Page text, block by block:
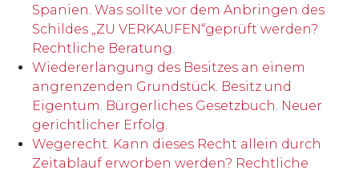
Spanien. Was sollte vor dem Anbringen des
Schildes „ZU VERKAUFEN“geprüft werden?
Rechtliche Beratung.
Wiedererlangung des Besitzes an einem
angrenzenden Grundstück. Besitz und
Eigentum. Bürgerliches Gesetzbuch. Neuer
gerichtlicher Erfolg.
Wegerecht. Kann dieses Recht allein durch
Zeitablauf erworben werden? Rechtliche